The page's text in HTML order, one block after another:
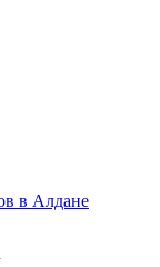
в Алдане